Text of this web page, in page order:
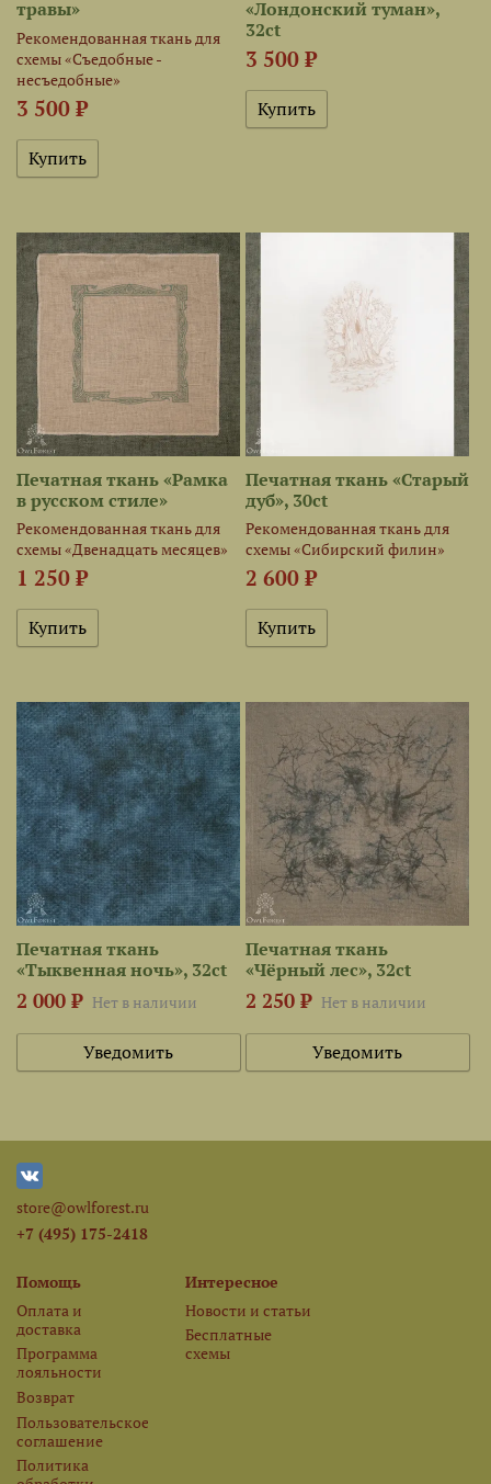
травы»
Рекомендованная ткань для
схемы «Съедобные -
несъедобные»
3 500 ₽
«Лондонский туман»,
32ct
3 500 ₽
Печатная ткань «Рамка
в русском стиле»
Рекомендованная ткань для
схемы «Двенадцать месяцев»
1 250 ₽
Печатная ткань «Старый
дуб», 30ct
Рекомендованная ткань для
схемы «Сибирский филин»
2 600 ₽
Печатная ткань
«Тыквенная ночь», 32ct
2 000 ₽ Нет в наличии
Уведомить
Печатная ткань
«Чёрный лес», 32ct
2 250 ₽ Нет в наличии
Уведомить
store@owlforest.ru
+7 (495) 175-2418
Помощь
Оплата и
доставка
Программа
лояльности
Возврат
Пользовательское
соглашение
Политика
Интересное
Новости и статьи
Бесплатные
схемы